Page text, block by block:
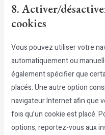
8. Activer/
cookies
Vous pouvez utiliser votre
automatiquement ou
également spécifier que
placés. Une autre option
navigateur Internet afin que
fois qu’un cookie est placé.
options, reportez-vous aux